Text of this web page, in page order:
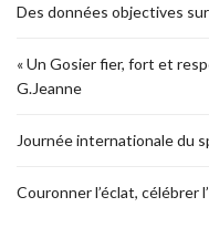
Des données objectives
« Un Gosier fier, fort et
G.Jeanne
Journée internationale du
Couronner l’éclat, célébrer